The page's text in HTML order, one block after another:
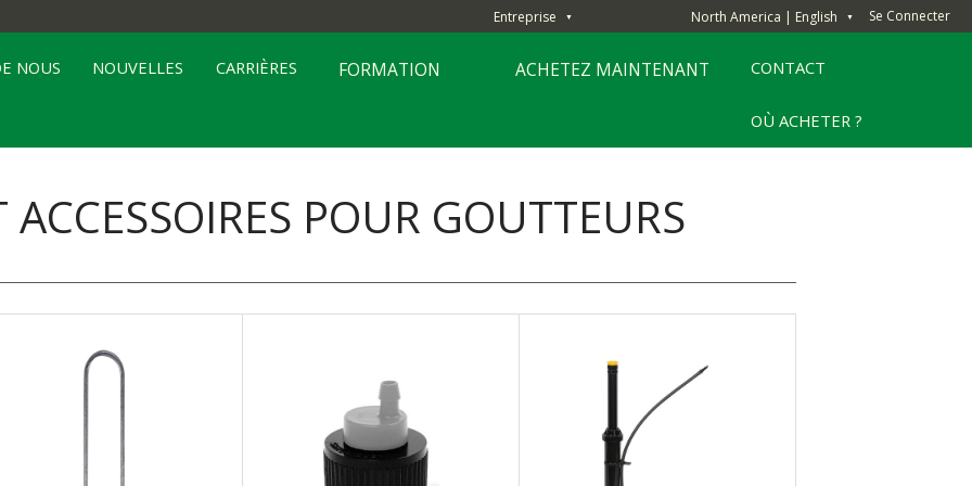
Entreprise ▼ North America | English ▼ Se Connecter
NOUS NOUVELLES CARRIÈRES FORMATION ACHETEZ MAINTENANT CONTACT
OÙ ACHETER ?
ACCESSOIRES POUR GOUTTEURS